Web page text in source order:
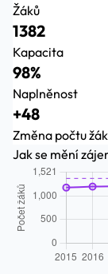
Žáků
1382
Kapacita
98%
Naplněnost
+48
Změna počtu
Jak se mění